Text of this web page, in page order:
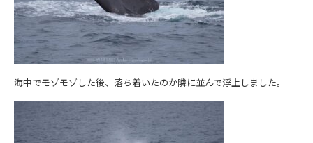
海中でモゾモゾした後、落ち着いたのか隣に並んで浮上しました。